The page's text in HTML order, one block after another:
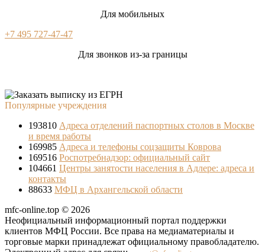
Для мобильных
+7 495 727-47-47
Для звонков из-за границы
Популярные учреждения
193810 Адреса отделений паспортных столов в Москве
и время работы
169985 Адреса и телефоны соцзащиты Коврова
169516 Роспотребнадзор: официальный сайт
104661 Центры занятости населения в Адлере: адреса и
контакты
88633 МФЦ в Архангельской области
mfc-online.top © 2026
Неофициальный информационный портал поддержки
клиентов МФЦ России. Все права на медиаматериалы и
торговые марки принадлежат официальному правобладателю.